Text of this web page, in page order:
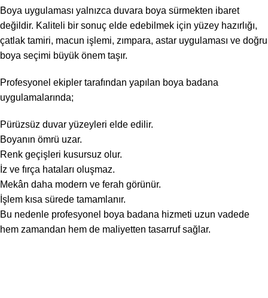
Boya uygulaması yalnızca duvara boya sürmekten ibaret
değildir. Kaliteli bir sonuç elde edebilmek için yüzey hazırlığı,
çatlak tamiri, macun işlemi, zımpara, astar uygulaması ve doğru
boya seçimi büyük önem taşır.
Profesyonel ekipler tarafından yapılan boya badana
uygulamalarında;
Pürüzsüz duvar yüzeyleri elde edilir.
Boyanın ömrü uzar.
Renk geçişleri kusursuz olur.
İz ve fırça hataları oluşmaz.
Mekân daha modern ve ferah görünür.
İşlem kısa sürede tamamlanır.
Bu nedenle profesyonel boya badana hizmeti uzun vadede
hem zamandan hem de maliyetten tasarruf sağlar.